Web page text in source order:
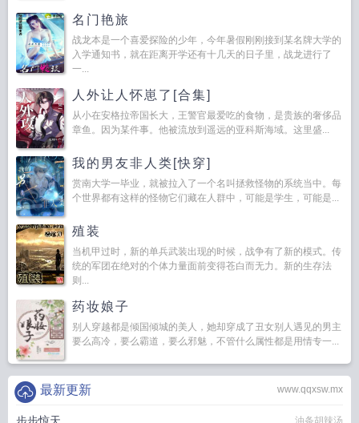
名门艳旅
战龙本是一个喜爱探险的少年，今年暑假刚刚接到某名牌大学的
入学通知书，就在距离开学还有十几天的日子里，战龙进行了
一...
人外让人怀崽了[合集]
从小在安格拉帝国长大，王警官最爱吃的食物，是贵族的奢侈品
章鱼。因为某件事。他被流放到遥远的亚科斯海域。这里盛...
我的男友非人类[快穿]
赏南大学一毕业，就被拉入了一个名叫拯救怪物的系统当中。每
个世界都有这样的怪物它们藏在人群中，可能是学生，可能是...
殖装
当机甲过时，新的单兵武装出现的时候，战争有了新的模式。传
统的军团在绝对的个体力量面前变得苍白而无力。新的生存法
则...
药妆娘子
别人穿越都是倾国倾城的美人，她却穿成了丑女别人遇见的男主
要么高冷，要么霸道，要么邪魅，不管什么属性都是用情专一...
www.qqxsw.mx
最新更新
油条胡辣汤